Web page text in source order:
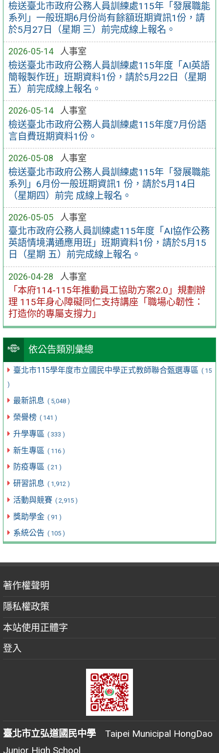
檢送臺北市政府公務人員訓練處115年「發展職能
系列」一般班期6月份尚有餘額班期資訊1份，請
於5月27日（星期 三）前完成線上報名。
2026-05-14 人事室
檢送臺北市政府公務人員訓練處115年度「AI英語
簡報製作班」班期資料1份，請於5月22日（星期
五）前完成線上報名。
2026-05-14 人事室
檢送臺北市政府公務人員訓練處115年度7月份語
言自費班期資料1份。
2026-05-08 人事室
檢送臺北市政府公務人員訓練處115年「發展職能
系列」6月份一般班期資訊1 份，請於5月14日
（星期四）前完 成線上報名。
2026-05-05 人事室
臺北市政府公務人員訓練處115年度「AI協作公務
英語情境溝通應用班」班期資料1份，請於5月15
日（星期 五）前完成線上報名。
2026-04-28 人事室
「本府114-115年推動員工協助方案2.0」規劃辦
理 115年身心障礙同仁支持講座「職場心韌性：
打造你的專屬支撐力」
依公告類別彙總
臺北市115學年度市立國民中學正式教師聯合甄選專區 ( 15
)
最新訊息 ( 5,048 )
榮譽榜 ( 141 )
升學專區 ( 333 )
新生專區 ( 116 )
防疫專區 ( 21 )
研習訊息 ( 1,912 )
活動與競賽 ( 2,915 )
獎助學金 ( 91 )
系統公告 ( 105 )
著作權聲明
隱私權政策
本站使用正體字
登入
臺北市立弘道國民中學 Taipei Municipal HongDao
Junior High School